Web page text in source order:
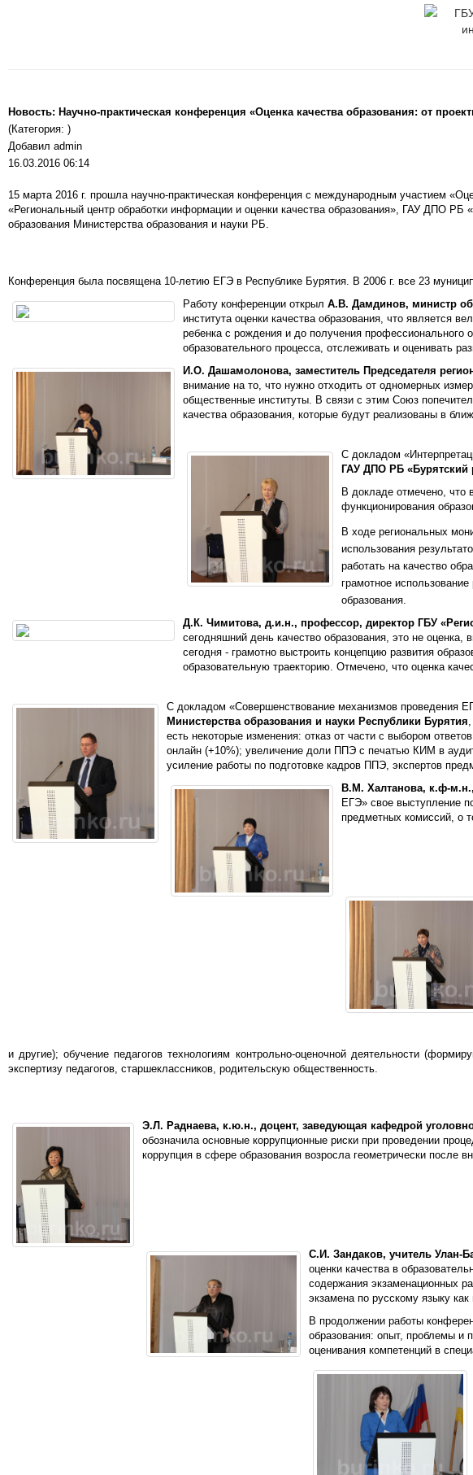
Новость: Научно-практическая конференция «Оценка качества образования: от
(Категория: )
Добавил admin
16.03.2016 06:14
15 марта 2016 г. прошла научно-практическая конференция с международным участием
«Региональный центр обработки информации и оценки качества образования», ГАУ ДПО РБ
образования Министерства образования и науки РБ.
Конференция была посвящена 10-летию ЕГЭ в Республике Бурятия. В 2006 г. все 23
Работу конференции открыл А.В. Дамдинов, министр
института оценки качества образования, что является
ребенка с рождения и до получения профессионального
образовательного процесса, отслеживать и оценивать
И.О. Дашамолонова, заместитель Председателя
внимание на то, что нужно отходить от одномерных
общественные институты. В связи с этим Союз
качества образования, которые будут реализованы в
С докладом
ГАУ ДПО РБ «Бурятский
В докладе отмечено, что
функционирования
В ходе региональных
использования
работать на качество
грамотное
образования.
Д.К. Чимитова, д.и.н., профессор, директор ГБУ
сегодняшний день качество образования, это не оценка,
сегодня - грамотно выстроить концепцию развития
образовательную траекторию. Отмечено, что оценка
С докладом «Совершенствование механизмов проведения
Министерства образования и науки Республики Бурятия
есть некоторые изменения: отказ от части с выбором
онлайн (+10%); увеличение доли ППЭ с печатью КИМ в
усиление работы по подготовке кадров ППЭ, экспертов
В.М. Халтанова, к.ф-
ЕГЭ» свое выступление
предметных комиссий, о
и другие); обучение педагогов технологиям контрольно-оценочной деятельности
экспертизу педагогов, старшеклассников, родительскую общественность.
Э.Л. Раднаева, к.ю.н., доцент, заведующая кафедрой
обозначила основные коррупционные риски при проведении
коррупция в сфере образования возросла геометрически после
С.И. Зандаков, учитель Улан-
оценки качества в
содержания экзаменационных
экзамена по русскому языку
В продолжении работы
образования: опыт, проблемы и
оценивания компетенций в